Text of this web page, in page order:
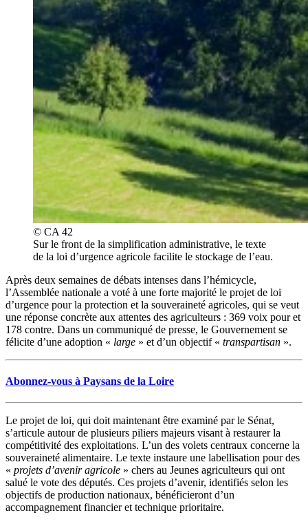
© CA 42
Sur le front de la simplification administrative, le texte
de la loi d’urgence agricole facilite le stockage de l’eau.
Après deux semaines de débats intenses dans l’hémicycle,
l’Assemblée nationale a voté à une forte majorité le projet de loi
d’urgence pour la protection et la souveraineté agricoles, qui se veut
une réponse concrète aux attentes des agriculteurs : 369 voix pour et
178 contre. Dans un communiqué de presse, le Gouvernement se
félicite d’une adoption « large » et d’un objectif « transpartisan ».
Abonnez-vous à Paysans de la Loire
Le projet de loi, qui doit maintenant être examiné par le Sénat,
s’articule autour de plusieurs piliers majeurs visant à restaurer la
compétitivité des exploitations. L’un des volets centraux concerne la
souveraineté alimentaire. Le texte instaure une labellisation pour des
« projets d’avenir agricole » chers au Jeunes agriculteurs qui ont
salué le vote des députés. Ces projets d’avenir, identifiés selon les
objectifs de production nationaux, bénéficieront d’un
accompagnement financier et technique prioritaire.